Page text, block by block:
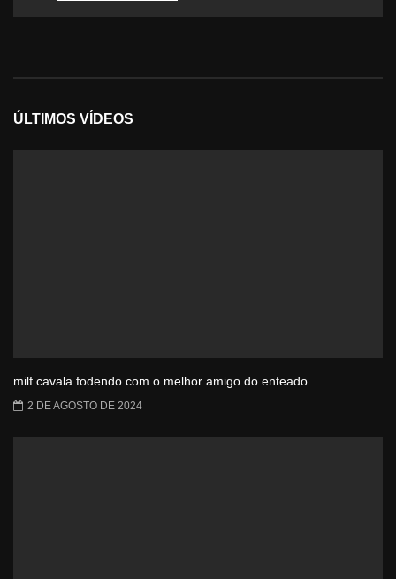
ÚLTIMOS VÍDEOS
milf cavala fodendo com o melhor amigo do enteado
2 DE AGOSTO DE 2024